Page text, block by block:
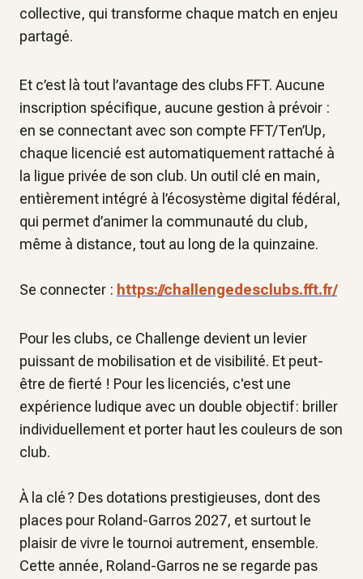
collective, qui transforme chaque match en enjeu
partagé.
Et c’est là tout l’avantage des clubs FFT. Aucune
inscription spécifique, aucune gestion à prévoir :
en se connectant avec son compte FFT/Ten’Up,
chaque licencié est automatiquement rattaché à
la ligue privée de son club. Un outil clé en main,
entièrement intégré à l’écosystème digital fédéral,
qui permet d’animer la communauté du club,
même à distance, tout au long de la quinzaine.
Se connecter : https://challengedesclubs.fft.fr/
Pour les clubs, ce Challenge devient un levier
puissant de mobilisation et de visibilité. Et peut-
être de fierté ! Pour les licenciés, c'est une
expérience ludique avec un double objectif : briller
individuellement et porter haut les couleurs de son
club.
À la clé ? Des dotations prestigieuses, dont des
places pour Roland-Garros 2027, et surtout le
plaisir de vivre le tournoi autrement, ensemble.
Cette année, Roland-Garros ne se regarde pas